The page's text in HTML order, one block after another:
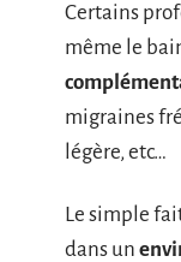
Certains
même le
migraines
légère, etc…
Le simple
dans un